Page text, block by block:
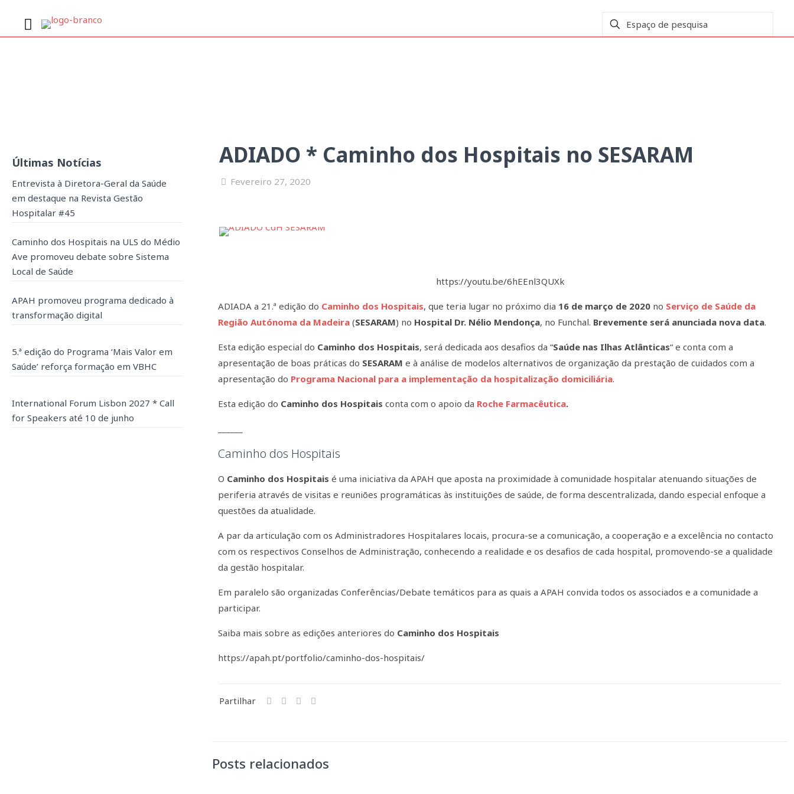
ADIADO * Caminho dos Hospitais no SESARAM
Fevereiro 27, 2020
https://youtu.be/6hEEnl3QUXk
ADIADA a 21.ª edição do Caminho dos Hospitais, que teria lugar no próximo dia 16 de março de 2020 no Serviço de Saúde da
Região Autónoma da Madeira (SESARAM) no Hospital Dr. Nélio Mendonça, no Funchal. Brevemente será anunciada nova data.
Esta edição especial do Caminho dos Hospitais, será dedicada aos desafios da “Saúde nas Ilhas Atlânticas“ e conta com a
apresentação de boas práticas do SESARAM e à análise de modelos alternativos de organização da prestação de cuidados com a
apresentação do Programa Nacional para a implementação da hospitalização domiciliária.
Esta edição do Caminho dos Hospitais conta com o apoio da Roche Farmacêutica.
Caminho dos Hospitais
O Caminho dos Hospitais é uma iniciativa da APAH que aposta na proximidade à comunidade hospitalar atenuando situações de
periferia através de visitas e reuniões programáticas às instituições de saúde, de forma descentralizada, dando especial enfoque a
questões da atualidade.
A par da articulação com os Administradores Hospitalares locais, procura-se a comunicação, a cooperação e a excelência no contacto
com os respectivos Conselhos de Administração, conhecendo a realidade e os desafios de cada hospital, promovendo-se a qualidade
da gestão hospitalar.
Em paralelo são organizadas Conferências/Debate temáticos para as quais a APAH convida todos os associados e a comunidade a
participar.
Saiba mais sobre as edições anteriores do Caminho dos Hospitais
https://apah.pt/portfolio/caminho-dos-hospitais/
Partilhar
Posts relacionados
Últimas Notícias
Entrevista à Diretora-Geral da Saúde
em destaque na Revista Gestão
Hospitalar #45
Caminho dos Hospitais na ULS do Médio
Ave promoveu debate sobre Sistema
Local de Saúde
APAH promoveu programa dedicado à
transformação digital
5.ª edição do Programa ‘Mais Valor em
Saúde’ reforça formação em VBHC
International Forum Lisbon 2027 * Call
for Speakers até 10 de junho